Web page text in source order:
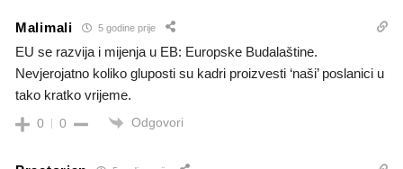
Malimali 5 godine prije
EU se razvija i mijenja u EB: Europske Budalaštine.
Nevjerojatno koliko gluposti su kadri proizvesti ‘naši’ poslanici u
tako kratko vrijeme.
0 0 Odgovori